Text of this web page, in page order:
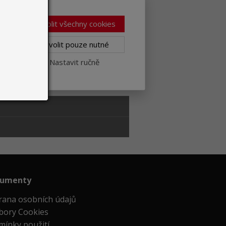
Povolit všechny cookies
Povolit pouze nutné
Nastavit ručně
129,65 € without
To cart
osobních údajů
Cookies